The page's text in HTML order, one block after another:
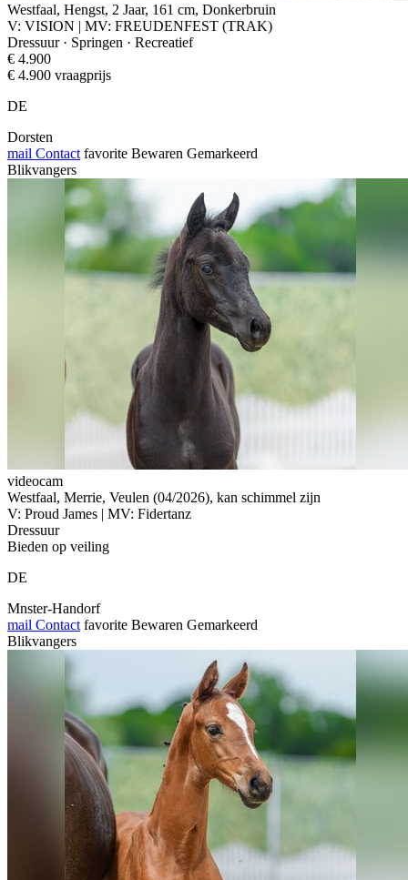
Westfaal, Hengst, 2 Jaar, 161 cm, Donkerbruin
V: VISION | MV: FREUDENFEST (TRAK)
Dressuur · Springen · Recreatief
€ 4.900
€ 4.900 vraagprijs
DE
Dorsten
mail Contact favorite Bewaren Gemarkeerd
Blikvangers
videocam
Westfaal, Merrie, Veulen (04/2026), kan schimmel zijn
V: Proud James | MV: Fidertanz
Dressuur
Bieden op veiling
DE
Mnster-Handorf
mail Contact favorite Bewaren Gemarkeerd
Blikvangers